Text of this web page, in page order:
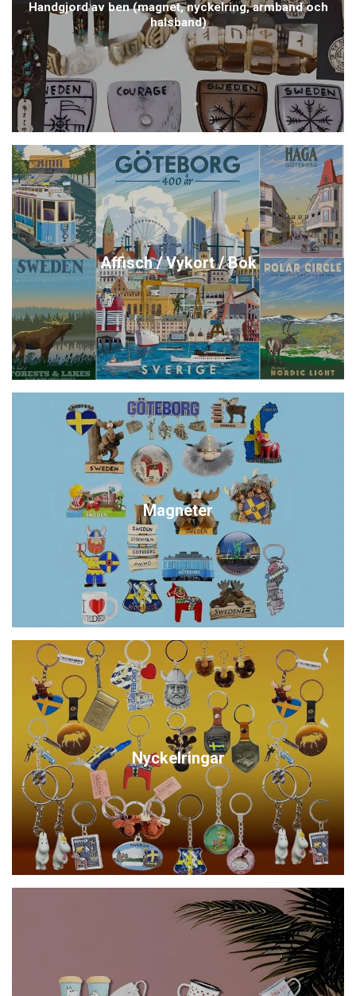
Handgjord av ben (magnet, nyckelring, armband och
halsband)
Affisch / Vykort / Bok
Magneter
Nyckelringar